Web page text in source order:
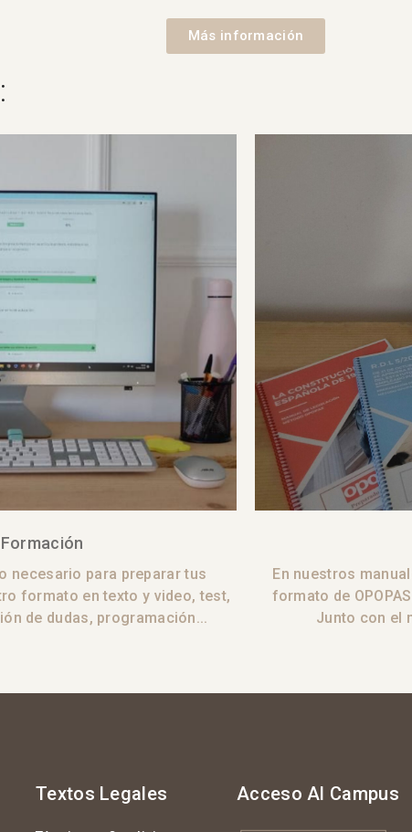
Más información
necesario para preparar tus
formato en texto y video, test,
de dudas, programación...
En nuestros
formato de
Junto con el
Textos Legales Acceso Al Campus